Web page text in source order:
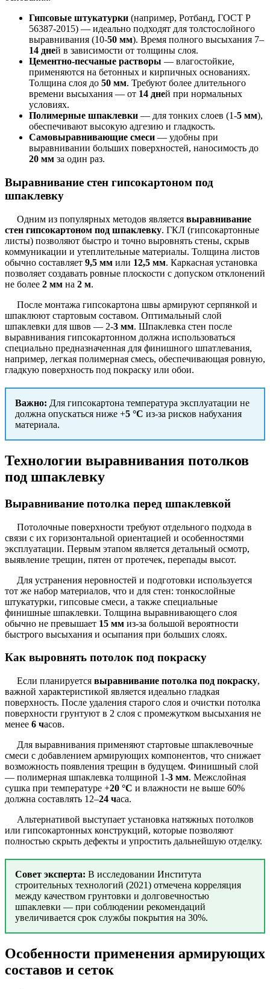
Гипсовые штукатурки (например, Ротбанд, ГОСТ Р
56387-2015) — идеально подходят для толстослойного
выравнивания (10-50 мм). Время полного высыхания 7–
14 дней в зависимости от толщины слоя.
Цементно-песчаные растворы — влагостойкие,
применяются на бетонных и кирпичных основаниях.
Толщина слоя до 50 мм. Требуют более длительного
времени высыхания — от 14 дней при нормальных
условиях.
Полимерные шпаклевки — для тонких слоев (1-5 мм),
обеспечивают высокую адгезию и гладкость.
Самовыравнивающие смеси — удобны при
выравнивании больших поверхностей, наносимость до
20 мм за один раз.
Выравнивание стен гипсокартоном под
шпаклевку
Одним из популярных методов является выравнивание
стен гипсокартоном под шпаклевку. ГКЛ (гипсокартонные
листы) позволяют быстро и точно выровнять стены, скрыв
коммуникации и утеплительные материалы. Толщина листов
обычно составляет 9,5 мм или 12,5 мм. Каркасная установка
позволяет создавать ровные плоскости с допуском отклонений
не более 2 мм на 2 м.
После монтажа гипсокартона швы армируют серпянкой и
шпаклюют стартовым составом. Оптимальный слой
шпаклевки для швов — 2-3 мм. Шпаклевка стен после
выравнивания гипсокартонном должна использоваться
специально предназначенная для финишного шпатлевания,
например, легкая полимерная смесь, обеспечивающая ровную,
гладкую поверхность под покраску или обои.
Важно: Для гипсокартона температура эксплуатации не
должна опускаться ниже +5 °C из-за рисков набухания
материала.
Технологии выравнивания потолков
под шпаклевку
Выравнивание потолка перед шпаклевкой
Потолочные поверхности требуют отдельного подхода в
связи с их горизонтальной ориентацией и особенностями
эксплуатации. Первым этапом является детальный осмотр,
выявление трещин, пятен от протечек, перепады высот.
Для устранения неровностей и подготовки используется
тот же набор материалов, что и для стен: тонкослойные
штукатурки, гипсовые смеси, а также специальные
финишные шпаклевки. Толщина выравнивающего слоя
обычно не превышает 15 мм из-за большой вероятности
быстрого высыхания и осыпания при больших слоях.
Как выровнять потолок под покраску
Если планируется выравнивание потолка под покраску,
важной характеристикой является идеально гладкая
поверхность. После удаления старого слоя и очистки потолка
поверхности грунтуют в 2 слоя с промежутком высыхания не
менее 6 часов.
Для выравнивания применяют стартовые шпаклевочные
смеси с добавлением армирующих компонентов, что снижает
возможность появления трещин в будущем. Финишный слой
— полимерная шпаклевка толщиной 1-3 мм. Межслойная
сушка при температуре +20 °C и влажности не выше 60%
должна составлять 12–24 часа.
Альтернативой выступает установка натяжных потолков
или гипсокартонных конструкций, которые позволяют
полностью скрыть дефекты и упростить дальнейшую отделку.
Совет эксперта: В исследовании Института
строительных технологий (2021) отмечена корреляция
между качеством грунтовки и долговечностью
шпаклевки — при соблюдении рекомендаций
увеличивается срок службы покрытия на 30%.
Особенности применения армирующих
составов и сеток